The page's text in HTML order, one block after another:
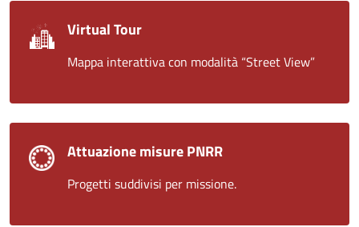
Virtual Tour
Mappa interattiva con modalità “Street View”
Attuazione misure PNRR
Progetti suddivisi per missione.